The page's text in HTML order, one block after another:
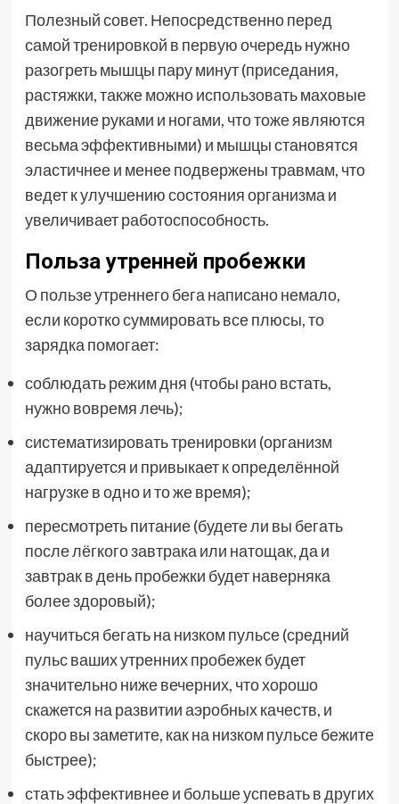
Полезный совет. Непосредственно перед
самой тренировкой в первую очередь нужно
разогреть мышцы пару минут (приседания,
растяжки, также можно использовать маховые
движение руками и ногами, что тоже являются
весьма эффективными) и мышцы становятся
эластичнее и менее подвержены травмам, что
ведет к улучшению состояния организма и
увеличивает работоспособность.
Польза утренней пробежки
О пользе утреннего бега написано немало,
если коротко суммировать все плюсы, то
зарядка помогает:
соблюдать режим дня (чтобы рано встать,
нужно вовремя лечь);
систематизировать тренировки (организм
адаптируется и привыкает к определённой
нагрузке в одно и то же время);
пересмотреть питание (будете ли вы бегать
после лёгкого завтрака или натощак, да и
завтрак в день пробежки будет наверняка
более здоровый);
научиться бегать на низком пульсе (средний
пульс ваших утренних пробежек будет
значительно ниже вечерних, что хорошо
скажется на развитии аэробных качеств, и
скоро вы заметите, как на низком пульсе бежите
быстрее);
стать эффективнее и больше успевать в других